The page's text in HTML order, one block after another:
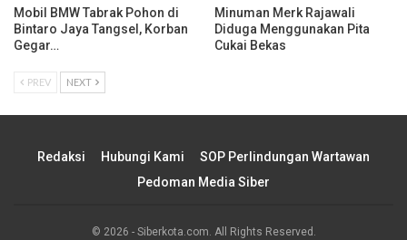
Mobil BMW Tabrak Pohon di
Bintaro Jaya Tangsel, Korban
Gegar…
Minuman Merk Rajawali
Diduga Menggunakan Pita
Cukai Bekas
PREV NEXT
Redaksi Hubungi Kami
SOP Perlindungan Wartawan
Pedoman Media Siber
© 2026 - Siberkota.com. All Rights Reserved.